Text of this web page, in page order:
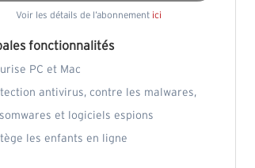
Voir les détails de l’abonnement ici
fonctionnalités
PC et Mac
antivirus, contre les malwares,
et logiciels espions
les enfants en ligne